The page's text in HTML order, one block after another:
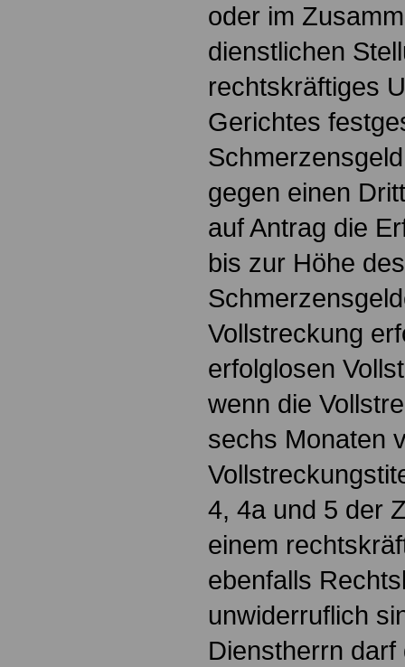
oder im
dienstlichen
rechtskräftiges
Gerichtes
gegen einen
auf Antrag die
bis zur Höhe
Vollstreckung
erfolglosen
wenn die
sechs Monaten
4, 4a und 5 der
einem
ebenfalls
unwiderruflich
Dienstherrn